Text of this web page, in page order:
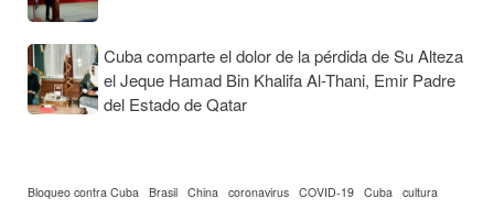
Cuba comparte el dolor de la pérdida de Su Alteza
el Jeque Hamad Bin Khalifa Al-Thani, Emir Padre
del Estado de Qatar
Bloqueo contra Cuba Brasil China coronavirus COVID-19 Cuba
cultura